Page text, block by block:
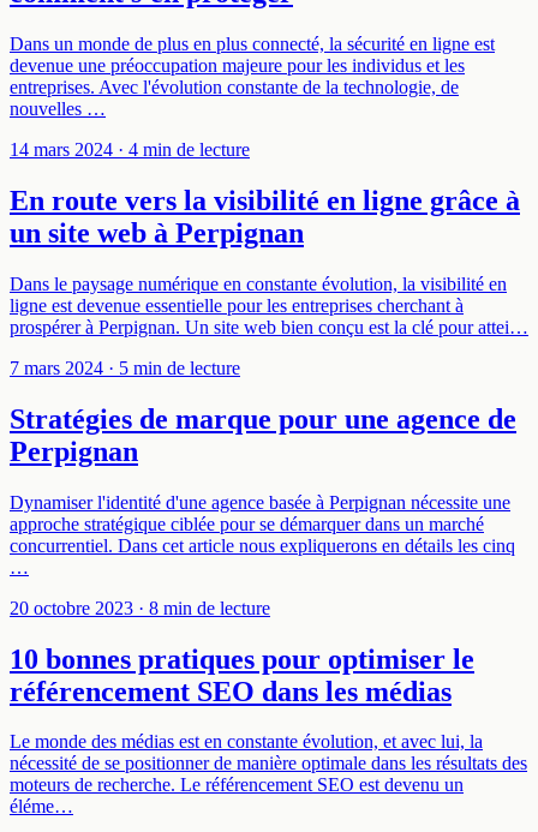
Dans un monde de plus en plus connecté, la sécurité en ligne est
devenue une préoccupation majeure pour les individus et les
entreprises. Avec l'évolution constante de la technologie, de
nouvelles …
14 mars 2024 · 4 min de lecture
En route vers la visibilité en ligne grâce à
un site web à Perpignan
Dans le paysage numérique en constante évolution, la visibilité en
ligne est devenue essentielle pour les entreprises cherchant à
prospérer à Perpignan. Un site web bien conçu est la clé pour attei…
7 mars 2024 · 5 min de lecture
Stratégies de marque pour une agence de
Perpignan
Dynamiser l'identité d'une agence basée à Perpignan nécessite une
approche stratégique ciblée pour se démarquer dans un marché
concurrentiel. Dans cet article nous expliquerons en détails les cinq
…
20 octobre 2023 · 8 min de lecture
10 bonnes pratiques pour optimiser le
référencement SEO dans les médias
Le monde des médias est en constante évolution, et avec lui, la
nécessité de se positionner de manière optimale dans les résultats des
moteurs de recherche. Le référencement SEO est devenu un
éléme…